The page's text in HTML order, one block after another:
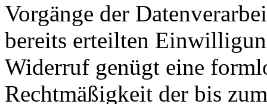
Vorgänge der
bereits erteilten
Widerruf genügt eine
Rechtmäßigkeit der bis